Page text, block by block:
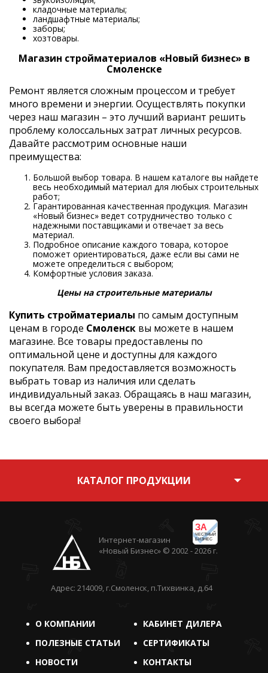
кладочные материалы;
ландшафтные материалы;
заборы;
хозтовары.
Магазин стройматериалов «Новый бизнес» в
Смоленске
Ремонт является сложным процессом и требует
много времени и энергии. Осуществлять покупки
через наш магазин – это лучший вариант решить
проблему колоссальных затрат личных ресурсов.
Давайте рассмотрим основные наши
преимущества:
Большой выбор товара. В нашем каталоге вы найдете
весь необходимый материал для любых строительных
работ;
Гарантированная качественная продукция. Магазин
«Новый бизнес» ведет сотрудничество только с
надежными поставщиками и отвечает за весь
материал.
Подробное описание каждого товара, которое
поможет ориентироваться, даже если вы сами не
можете определиться с выбором;
Комфортные условия заказа.
Цены на строительные материалы
Купить стройматериалы по самым доступным
ценам в городе Смоленск вы можете в нашем
магазине. Все товары предоставлены по
оптимальной цене и доступны для каждого
покупателя. Вам предоставляется возможность
выбрать товар из наличия или сделать
индивидуальный заказ. Обращаясь в наш магазин,
вы всегда можете быть уверены в правильности
своего выбора!
КАТАЛОГ ПРОДУКЦИИ
ЗА
ЧЕСТНЫЙ
БИЗНЕС
Интернет-магазин
«Новый Бизнес» © 2002 - 2026 г.
Адрес: 214009, г.Смоленск, п.Тихвинка, д.64
О КОМПАНИИ
КАБИНЕТ ДИЛЕРА
ПОЛЕЗНЫЕ СТАТЬИ
СЕРТИФИКАТЫ
НОВОСТИ
КОНТАКТЫ